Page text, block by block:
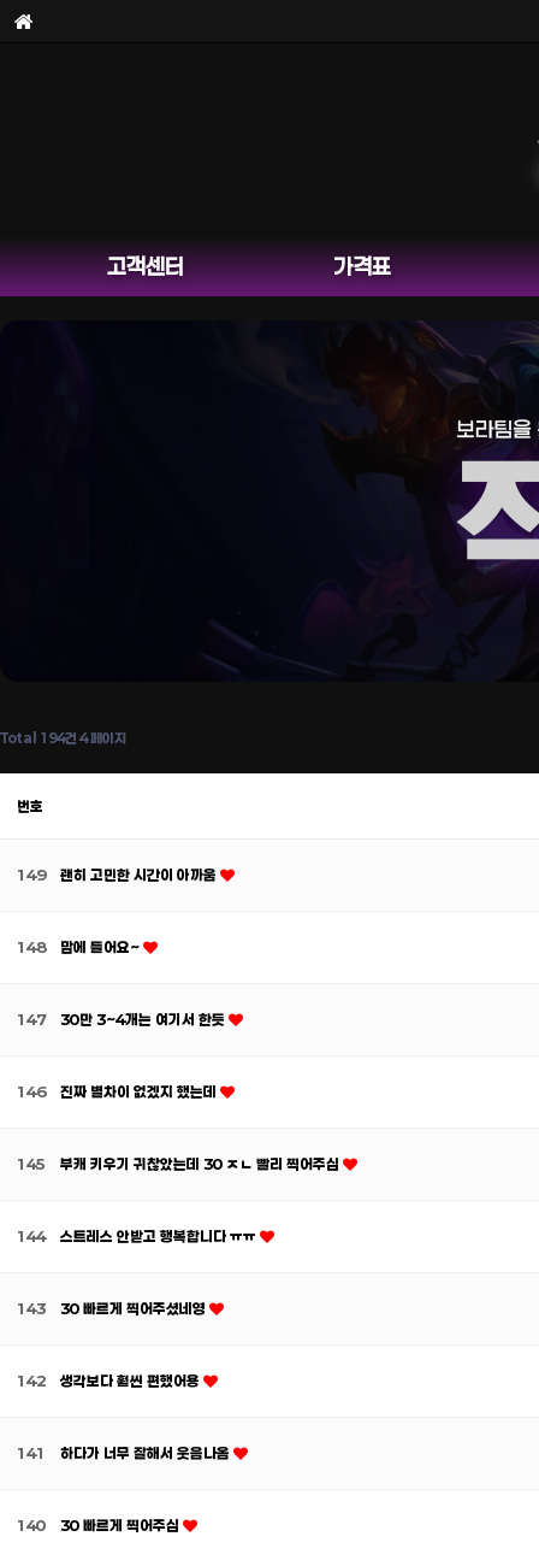
고객센터 가격표
Total 194건 4 페이지
번호
149 괜히 고민한 시간이 아까움
148 맘에 들어요~
147 30만 3~4개는 여기서 한듯
146 진짜 별차이 없겠지 했는데
145 부캐 키우기 귀찮았는데 30 ㅈㄴ 빨리 찍어주심
144 스트레스 안받고 행복합니다 ㅠㅠ
143 30 빠르게 찍어주셨네영
142 생각보다 훨씬 편했어용
141 하다가 너무 잘해서 웃음나옴
140 30 빠르게 찍어주심